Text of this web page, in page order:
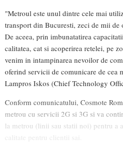
"Metroul este unul dintre cele mai
transport din Bucuresti, zeci de mii
De aceea, prin imbunatatirea
calitatea, cat si acoperirea retelei, pe
venim in intampinarea nevoilor de
oferind servicii de comunicare de cea
Lampros Iskos (Chief Technology
Conform comunicatului, Cosmote
metrou cu servicii 2G si 3G si va
la metrou (linii sau statii noi) pentru a
calitate pentru clientii sai.